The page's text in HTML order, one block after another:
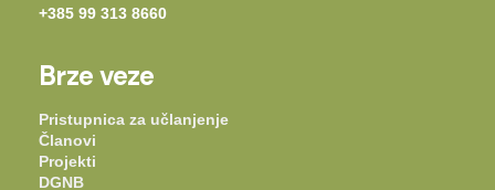
+385 99 313 8660
Brze veze
Pristupnica za učlanjenje
Članovi
Projekti
DGNB